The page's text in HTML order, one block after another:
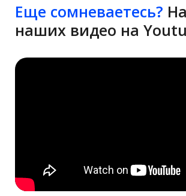
Еще сомневаетесь?
наших видео на